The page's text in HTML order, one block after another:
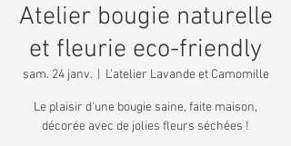
Atelier bougie naturelle
et fleurie eco-friendly
sam. 24 janv.
  |
L'atelier Lavande et Camomille
Le plaisir d'une bougie saine, faite maison,
décorée avec de jolies fleurs séchées !